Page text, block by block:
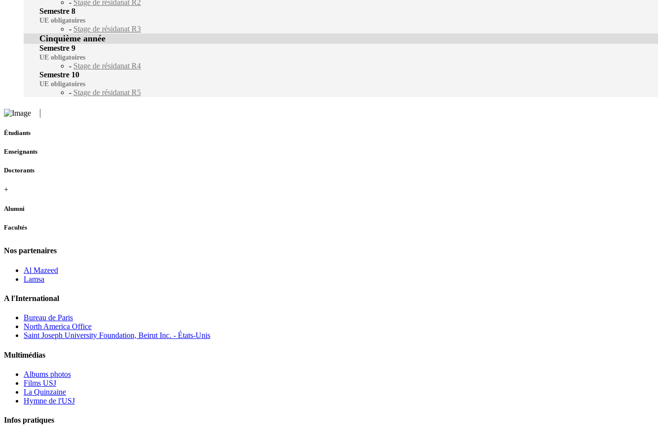
- Stage de résidanat R2
Semestre 8
UE obligatoires
- Stage de résidanat R3
Cinquième année
Semestre 9
UE obligatoires
- Stage de résidanat R4
Semestre 10
UE obligatoires
- Stage de résidanat R5
Étudiants
Enseignants
Doctorants
+
Alumni
Facultés
Nos partenaires
Al Mazeed
Lamsa
A l'International
Bureau de Paris
North America Office
Saint Joseph University Foundation, Beirut Inc. - États-Unis
Multimédias
Albums photos
Films USJ
La Quinzaine
Hymne de l'USJ
Infos pratiques